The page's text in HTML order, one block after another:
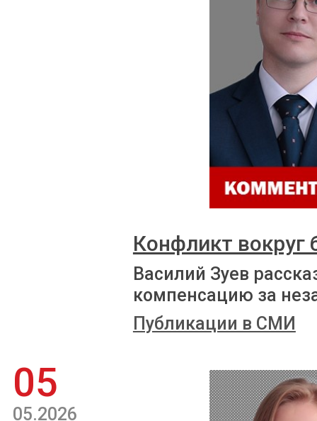
Конфликт
Василий Зуев
компенсацию за
Публикации в СМИ
05
05.2026